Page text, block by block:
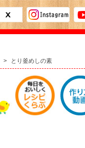
> とり釜めしの素